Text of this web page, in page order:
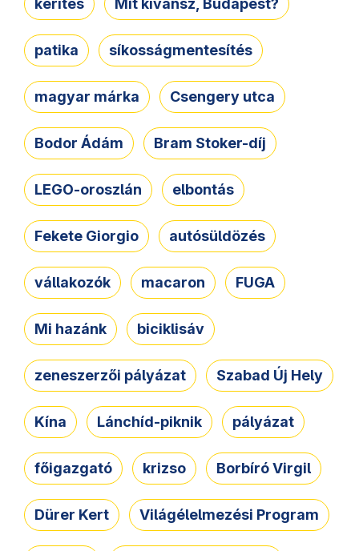
kerítés Mit kívánsz, Budapest?
patika síkosságmentesítés
magyar márka Csengery utca
Bodor Ádám Bram Stoker-díj
LEGO-oroszlán elbontás
Fekete Giorgio autósüldözés
vállakozók macaron FUGA
Mi hazánk biciklisáv
zeneszerzői pályázat Szabad Új Hely
Kína Lánchíd-piknik pályázat
főigazgató krizso Borbíró Virgil
Dürer Kert Világélelmezési Program